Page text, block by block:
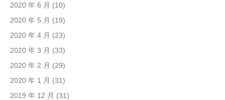
2020 年 6 月 (10)
2020 年 5 月 (19)
2020 年 4 月 (23)
2020 年 3 月 (33)
2020 年 2 月 (29)
2020 年 1 月 (31)
2019 年 12 月 (31)